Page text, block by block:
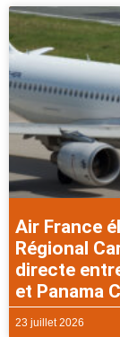
Air France
Régional
directe
et Panama
23 juillet 2026